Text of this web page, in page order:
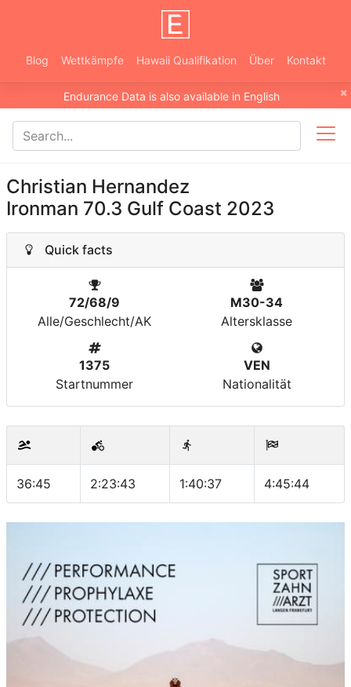
Blog Wettkämpfe Hawaii Qualifikation Über Kontakt
×
Endurance Data is also available in English
Christian Hernandez
Ironman 70.3 Gulf Coast 2023
Quick facts
72/68/9
Alle/Geschlecht/AK
M30-34
Altersklasse
1375
Startnummer
VEN
Nationalität
36:45 2:23:43 1:40:37 4:45:44